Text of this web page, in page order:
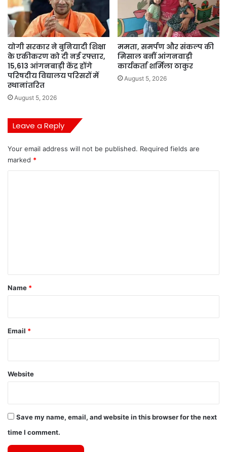
योगी सरकार ने बुनियादी शिक्षा
के एकीकरण को दी नई रफ्तार,
15,613 आंगनबाड़ी केंद्र होंगे
परिषदीय विद्यालय परिसरों में
स्थानांतरित
August 5, 2026
ममता, समर्पण और संकल्प की
मिसाल बनीं आंगनवाड़ी
कार्यकर्ता शर्मिला ठाकुर
August 5, 2026
Leave a Reply
Your email address will not be published. Required fields are
marked *
*
Name *
Email *
Website
Save my name, email, and website in this browser for the next
time I comment.